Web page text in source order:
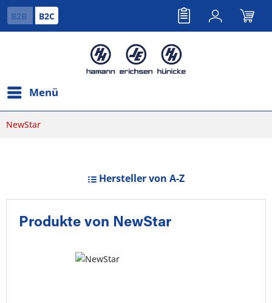
B2B B2C
Menü
NewStar
Hersteller von A-Z
Produkte von NewStar